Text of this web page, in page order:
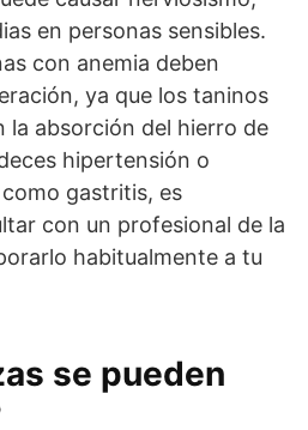
en personas sensibles.
con anemia deben
ya que los taninos
la absorción del hierro de
hipertensión o
gastritis, es
con un profesional de la
habitualmente a tu
se pueden